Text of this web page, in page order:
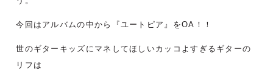
今回はアルバムの中から『ユートピア』をOA！！
世のギターキッズにマネしてほしいカッコよすぎるギターの
リフは